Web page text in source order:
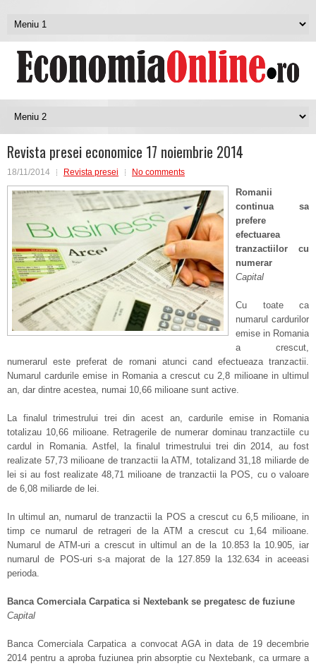
Revista presei economice 17 noiembrie 2014
18/11/2014 Revista presei No comments
Romanii
continua sa
prefere
efectuarea
tranzactiilor cu
numerar
Capital
Cu toate ca
numarul cardurilor
emise in Romania
a crescut,
numerarul este preferat de romani atunci cand efectueaza tranzactii.
Numarul cardurile emise in Romania a crescut cu 2,8 milioane in ultimul
an, dar dintre acestea, numai 10,66 milioane sunt active.
La finalul trimestrului trei din acest an, cardurile emise in Romania
totalizau 10,66 milioane. Retragerile de numerar dominau tranzactiile cu
cardul in Romania. Astfel, la finalul trimestrului trei din 2014, au fost
realizate 57,73 milioane de tranzactii la ATM, totalizand 31,18 miliarde de
lei si au fost realizate 48,71 milioane de tranzactii la POS, cu o valoare
de 6,08 miliarde de lei.
In ultimul an, numarul de tranzactii la POS a crescut cu 6,5 milioane, in
timp ce numarul de retrageri de la ATM a crescut cu 1,64 milioane.
Numarul de ATM-uri a crescut in ultimul an de la 10.853 la 10.905, iar
numarul de POS-uri s-a majorat de la 127.859 la 132.634 in aceeasi
perioda.
Banca Comerciala Carpatica si Nextebank se pregatesc de fuziune
Capital
Banca Comerciala Carpatica a convocat AGA in data de 19 decembrie
2014 pentru a aproba fuziunea prin absorptie cu Nextebank, ca urmare a